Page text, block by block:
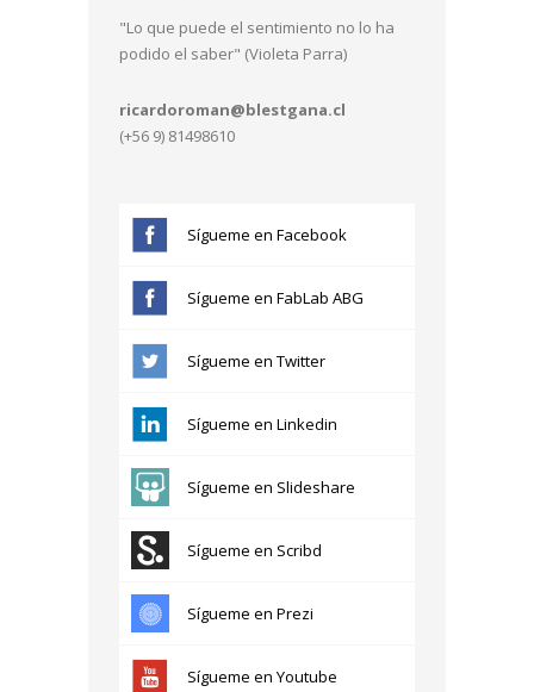
"Lo que puede el sentimiento no lo ha
podido el saber" (Violeta Parra)
ricardoroman@blestgana.cl
(+56 9) 81498610
Sígueme en Facebook
Sígueme en FabLab ABG
Sígueme en Twitter
Sígueme en Linkedin
Sígueme en Slideshare
Sígueme en Scribd
Sígueme en Prezi
Sígueme en Youtube